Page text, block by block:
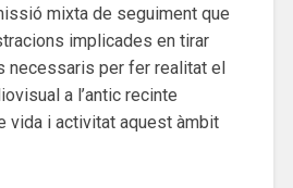
mixta de seguiment que
implicades en tirar
necessaris per fer realitat el
a l’antic recinte
vida i activitat aquest àmbit